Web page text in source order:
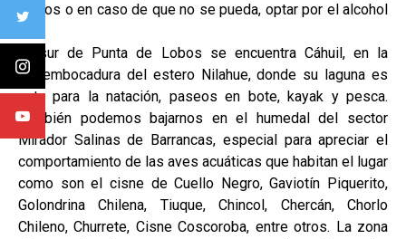
manos o en caso de que no se pueda, optar por el alcohol
Al sur de Punta de Lobos se encuentra Cáhuil, en la
desembocadura del estero Nilahue, donde su laguna es
apta para la natación, paseos en bote, kayak y pesca.
También podemos bajarnos en el humedal del sector
Mirador Salinas de Barrancas, especial para apreciar el
comportamiento de las aves acuáticas que habitan el lugar
como son el cisne de Cuello Negro, Gaviotín Piquerito,
Golondrina Chilena, Tiuque, Chincol, Chercán, Chorlo
Chileno, Churrete, Cisne Coscoroba, entre otros. La zona